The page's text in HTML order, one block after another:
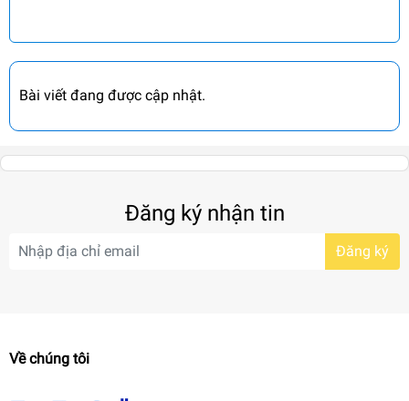
Bài viết đang được cập nhật.
Đăng ký nhận tin
Đăng ký
Về chúng tôi